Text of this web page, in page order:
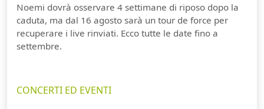
Noemi dovrà osservare 4 settimane di riposo dopo la
caduta, ma dal 16 agosto sarà un tour de force per
recuperare i live rinviati. Ecco tutte le date fino a
settembre.
CONCERTI ED EVENTI